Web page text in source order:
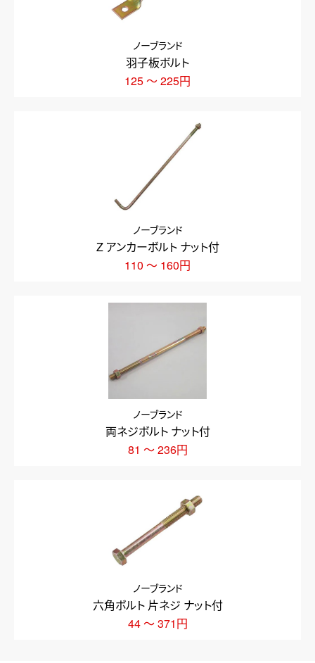
羽子板ボルト
ノーブランド
125 ～ 225円
Z アンカーボルト ナット付
ノーブランド
110 ～ 160円
両ネジボルト ナット付
ノーブランド
81 ～ 236円
六角ボルト 片ネジ ナット付
ノーブランド
44 ～ 371円